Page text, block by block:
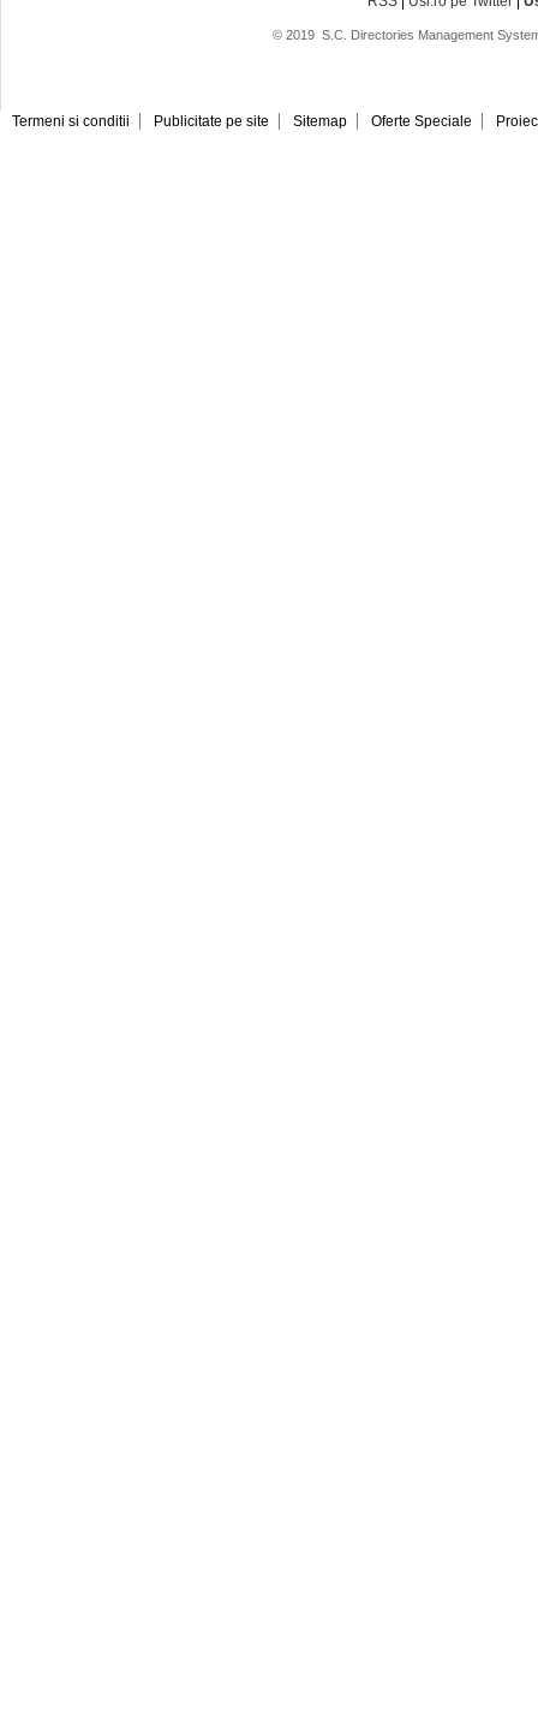
© 2019 S.C. Directories Management
Termeni si conditii Publicitate pe site Sitemap Oferte Speciale